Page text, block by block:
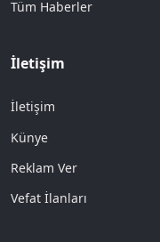
Tüm Haberler
İletişim
İletişim
Künye
Reklam Ver
Vefat İlanları